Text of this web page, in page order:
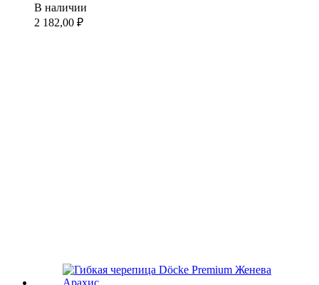
В наличии
2 182,00 ₽